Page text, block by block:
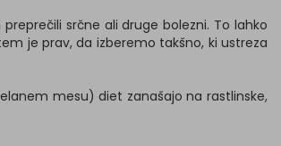
srčne ali druge bolezni. To lahko
je prav, da izberemo takšno, ki ustreza
mesu) diet zanašajo na rastlinske,